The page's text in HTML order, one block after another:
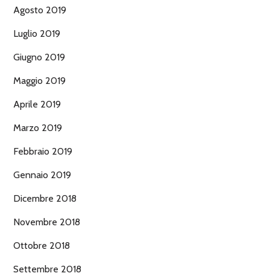
Agosto 2019
Luglio 2019
Giugno 2019
Maggio 2019
Aprile 2019
Marzo 2019
Febbraio 2019
Gennaio 2019
Dicembre 2018
Novembre 2018
Ottobre 2018
Settembre 2018